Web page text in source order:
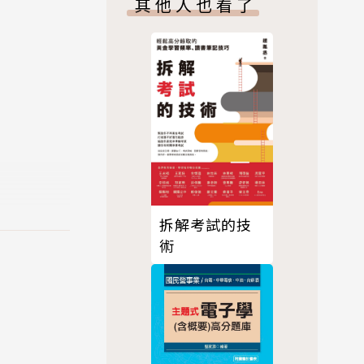
、補充
能幫你
拆解考試的技
術